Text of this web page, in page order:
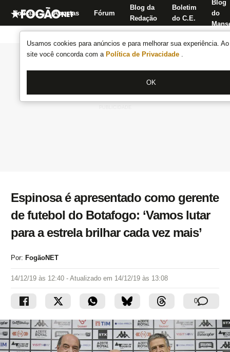
Usamos cookies para anúncios e para melhorar sua experiência.
site você concorda com a Política de Privacidade .
OK
Notícias Apostas Fórum
Blog da
Redação
Boletim
do C.E.
Blog
do
Espinosa é apresentado como gerente
de futebol do Botafogo: ‘Vamos lutar
para a estrela brilhar cada vez mais’
Por: FogãoNET
14/12/19 às 12:40 - Atualizado em 14/12/19 às 13:08
0